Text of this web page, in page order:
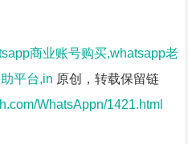
商业账号购买,whatsapp老
平台,in 原创，转载保留链
WhatsAppn/1421.html